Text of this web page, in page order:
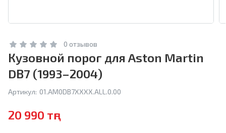
0 отзывов
Кузовной порог для Aston Martin
DB7 (1993–2004)
Артикул: 01.AM0DB7XXXX.ALL.0.00
20 990 тңг